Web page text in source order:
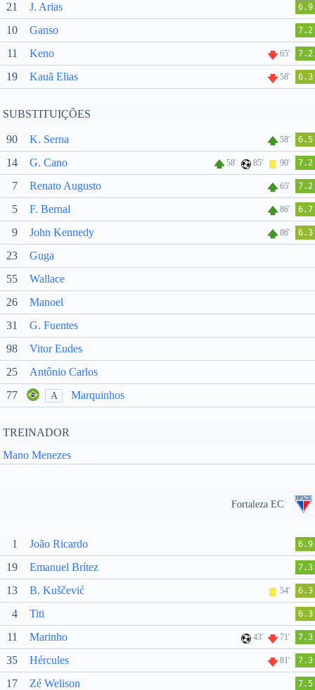
21 J. Arias 6.9
10 Ganso 7.2
11 Keno 65' 7.2
19 Kauã Elias 58' 6.3
SUBSTITUIÇÕES
90 K. Serna 58' 6.5
14 G. Cano 58' 85' 90' 7.2
7 Renato Augusto 65' 7.2
5 F. Bernal 86' 6.7
9 John Kennedy 86' 6.3
23
Guga
55
Wallace
26
Manoel
31
G. Fuentes
98
Vitor Eudes
25
Antônio Carlos
77
A Marquinhos
TREINADOR
Mano Menezes
Fortaleza EC
1 João Ricardo 6.9
19 Emanuel Brítez 7.3
13 B. Kuščević 54' 6.3
4 Titi 6.3
11 Marinho 43' 71' 7.3
35 Hércules 81' 7.3
17 Zé Welison 7.5